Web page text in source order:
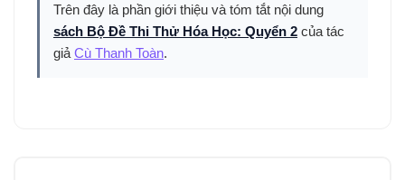
Trên đây là phần giới thiệu và tóm tắt nội dung
sách Bộ Đề Thi Thử Hóa Học: Quyển 2 của tác
giả Cù Thanh Toàn.